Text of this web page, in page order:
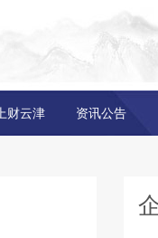
上财云津 资讯公告